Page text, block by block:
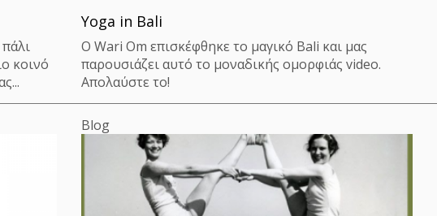
κοινό
Yoga in Bali
Ο Wari Om επισκέφθηκε το μαγικό Bali και μας
παρουσιάζει αυτό το μοναδικής ομορφιάς video.
Απολαύστε το!
Blog